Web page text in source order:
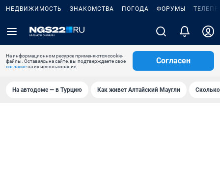
НЕДВИЖИМОСТЬ ЗНАКОМСТВА ПОГОДА ФОРУМЫ
На информационном ресурсе применяются cookie-
файлы. Оставаясь на сайте, вы подтверждаете свое
согласиена их использование.
Согласен
На автодоме — в Турцию Как живет Алтайский Маугли